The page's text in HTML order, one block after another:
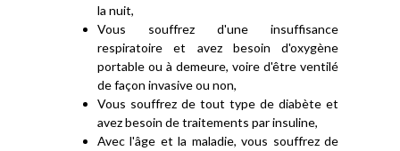
la nuit,
Vous souffrez d'une insuffisance
respiratoire et avez besoin d'oxygène
portable ou à demeure, voire d'être ventilé
de façon invasive ou non,
Vous souffrez de tout type de diabète et
avez besoin de traitements par insuline,
Avec l'âge et la maladie, vous souffrez de